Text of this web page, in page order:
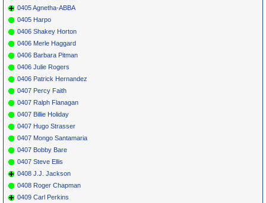
0405 Agnetha-ABBA
0405 Harpo
0406 Shakey Horton
0406 Merle Haggard
0406 Barbara Pitman
0406 Julie Rogers
0406 Patrick Hernandez
0407 Percy Faith
0407 Ralph Flanagan
0407 Billie Holiday
0407 Hugo Strasser
0407 Mongo Santamaria
0407 Bobby Bare
0407 Steve Ellis
0408 J.J. Jackson
0408 Roger Chapman
0409 Carl Perkins